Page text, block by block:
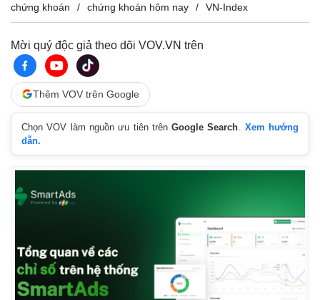
chứng khoán
chứng khoán hôm nay VN-Index
Mời quý độc giả theo dõi VOV.VN trên
Thêm VOV trên Google
Chọn VOV làm nguồn ưu tiên trênGoogle Search
Xem hướng
dẫn.